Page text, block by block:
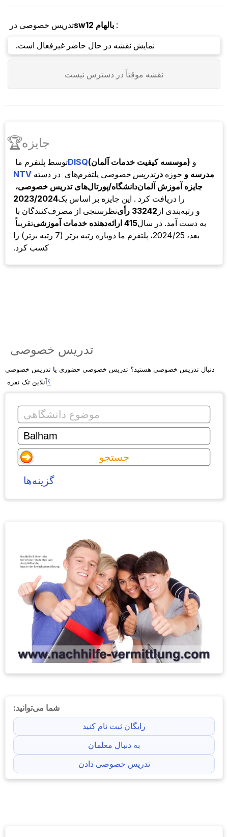
تدریس خصوصی درsw12 بالهام :
نمایش نقشه در حال حاضر غیرفعال است.
نقشه موقتاً در دسترس نیست
🏆جایزه
پلتفرم ما توسطDISQ(موسسه کیفیت خدمات آلمان) و
NTV در دسته پلتفرم‌های تدریس خصوصیدر حوزه مدرسه و
دانشگاه/پورتال‌های تدریس خصوصی،جایزه آموزش آلمان
2023/2024را دریافت کرد . این جایزه بر اساس یک
نظرسنجی از مصرف‌کنندگان با
33242 رأی و رتبه‌بندی از
تقریباً
415 ارائه‌دهنده خدمات آموزشیبه دست آمد. در سال
بعد، 2024/25، پلتفرم ما دوباره رتبه برتر (7 رتبه برتر) را
کسب کرد.
تدریس خصوصی
دنبال تدریس خصوصی هستید؟ تدریس خصوصی حضوری یا تدریس خصوصی
آنلاین تک نفره؟
گزینه‌ها
شما می‌توانید:
رایگان ثبت نام کنید
به دنبال معلمان
تدریس خصوصی دادن